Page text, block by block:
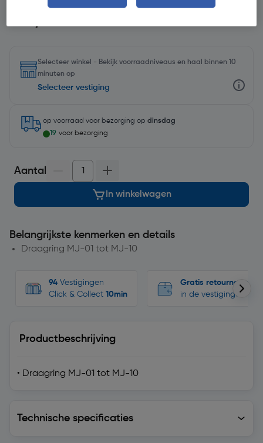
Selecteer winkel - Bekijk voorraadniveaus en haal binnen 10
minuten op
Selecteer vestiging
op voorraad voor bezorging op dinsdag
19 voor bezorging
Aantal
In winkelwagen
Belangrijkste kenmerken en details
Draagring MJ-01 tot MJ-10
94 Vestigingen
Click & Collect 10min
Gratis retourneren
in de vestigingen
Productbeschrijving
• Draagring MJ-01 tot MJ-10
Technische specificaties